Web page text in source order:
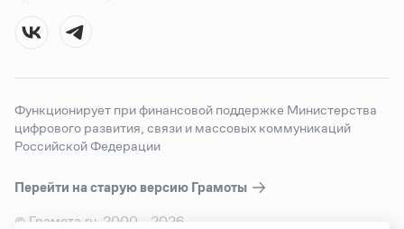
Функционирует при финансовой поддержке Министерства
цифрового развития, связи и массовых коммуникаций
Российской Федерации
Перейти на старую версию Грамоты
© Грамота.ru, 2000 – 2026